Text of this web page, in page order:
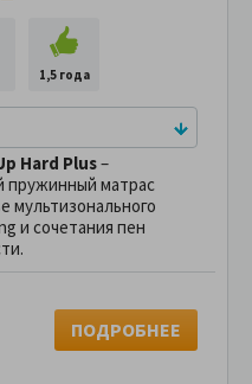
1,5 года
Hard Plus–
матрас
мультизонального
и сочетания пен
ПОДРОБНЕЕ